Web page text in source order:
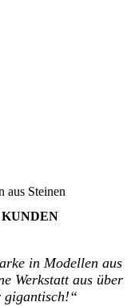
aus Steinen
KUNDEN
in Modellen aus
Werkstatt aus über
gigantisch!“